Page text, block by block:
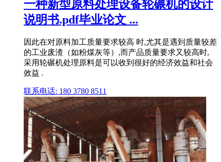
一种新型原料处理设备轮碾机的设计
说明书.pdf毕业论文 ...
因此在对原料加工质量要求较高 时,尤其是遇到质量较差
的工业废渣（如粉煤灰等）,而产品质量要求又较高时,
采用轮碾机处理原料是可以收到很好的经济效益和社会
效益 .
联系电话: 180 3780 8511